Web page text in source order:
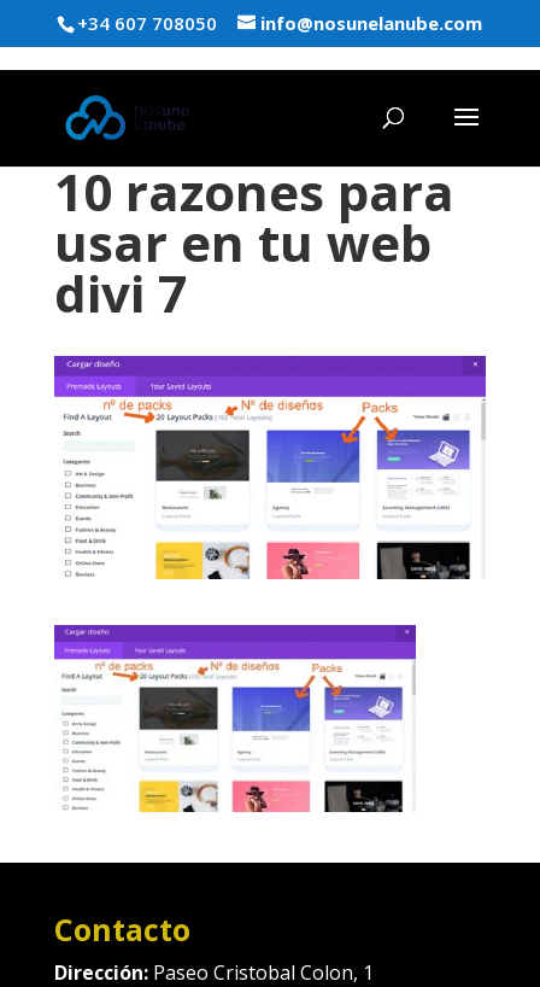
+34 607 708050 info@nosunelanube.com
10 razones para
usar en tu web
divi 7
Contacto
Dirección: Paseo Cristobal Colon, 1